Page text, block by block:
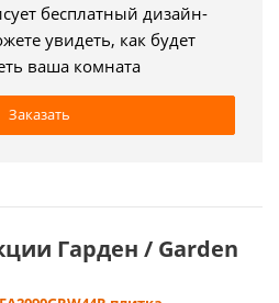
бесплатный дизайн-
увидеть, как будет
ваша комната
Заказать
Гарден / Garden